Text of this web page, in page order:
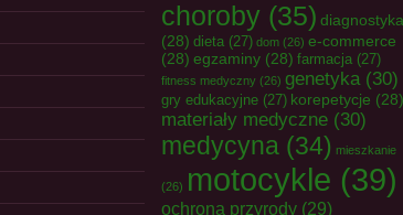
choroby (35) diagnostyka
(28) dieta (27) dom (26) e-commerce
(28) egzaminy (28) farmacja (27)
fitness medyczny (26) genetyka(30)
gry edukacyjne (27) korepetycje (28)
materiały medyczne (30)
medycyna (34) mieszkanie
(26) motocykle (39)
ochrona przyrody (29)